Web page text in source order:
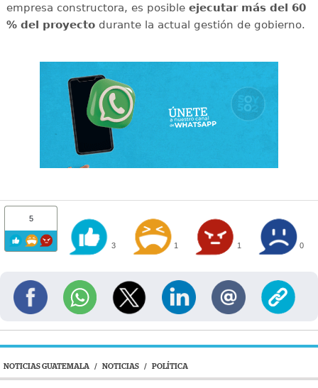
empresa constructora, es posible ejecutar más del 60
% del proyectodurante la actual gestión de gobierno.
5
3 1 1 0
NOTICIAS GUATEMALA / NOTICIAS / POLÍTICA